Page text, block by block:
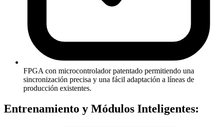
FPGA con microcontrolador patentado permitiendo una
sincronización precisa y una fácil adaptación a líneas de
producción existentes.
Entrenamiento y Módulos Inteligentes: